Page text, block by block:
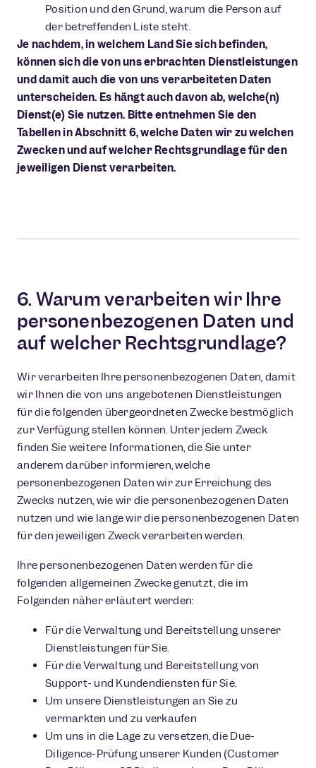
Position und den Grund, warum die Person auf
der betreffenden Liste steht.
Je nachdem, in welchem Land Sie sich befinden,
können sich die von uns erbrachten Dienstleistungen
und damit auch die von uns verarbeiteten Daten
unterscheiden. Es hängt auch davon ab, welche(n)
Dienst(e) Sie nutzen. Bitte entnehmen Sie den
Tabellen in Abschnitt 6, welche Daten wir zu welchen
Zwecken und auf welcher Rechtsgrundlage für den
jeweiligen Dienst verarbeiten.
6. Warum verarbeiten wir Ihre
personenbezogenen Daten und
auf welcher Rechtsgrundlage?
Wir verarbeiten Ihre personenbezogenen Daten, damit
wir Ihnen die von uns angebotenen Dienstleistungen
für die folgenden übergeordneten Zwecke bestmöglich
zur Verfügung stellen können. Unter jedem Zweck
finden Sie weitere Informationen, die Sie unter
anderem darüber informieren, welche
personenbezogenen Daten wir zur Erreichung des
Zwecks nutzen, wie wir die personenbezogenen Daten
nutzen und wie lange wir die personenbezogenen Daten
für den jeweiligen Zweck verarbeiten werden.
Ihre personenbezogenen Daten werden für die
folgenden allgemeinen Zwecke genutzt, die im
Folgenden näher erläutert werden:
Für die Verwaltung und Bereitstellung unserer
Dienstleistungen für Sie.
Für die Verwaltung und Bereitstellung von
Support- und Kundendiensten für Sie.
Um unsere Dienstleistungen an Sie zu
vermarkten und zu verkaufen
Um uns in die Lage zu versetzen, die Due-
Diligence-Prüfung unserer Kunden (Customer